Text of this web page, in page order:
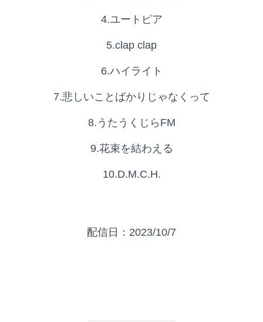
4.ユートピア
5.clap clap
6.ハイライト
7.悲しいことばかりじゃなくって
8.うたうくじらFM
9.花束を結わえる
10.D.M.C.H.
配信日：2023/10/7